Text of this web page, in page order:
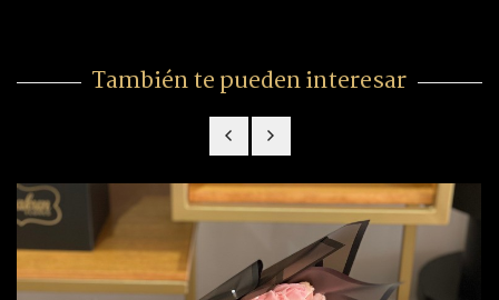
También te pueden interesar